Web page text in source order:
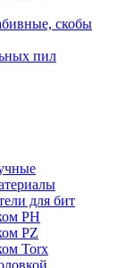
скобы
пил
для бит
PH
PZ
Torx